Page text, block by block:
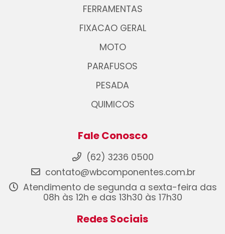
FERRAMENTAS
FIXACAO GERAL
MOTO
PARAFUSOS
PESADA
QUIMICOS
Fale Conosco
(62) 3236 0500
contato@wbcomponentes.com.br
Atendimento de segunda a sexta-feira das
08h às 12h e das 13h30 às 17h30
Redes Sociais